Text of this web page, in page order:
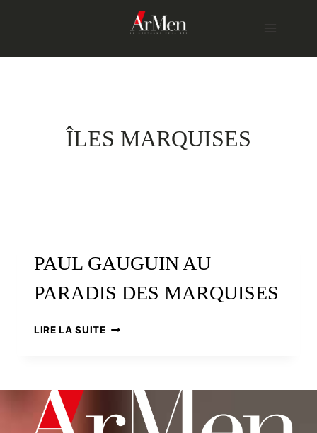
ÎLES MARQUISES
PAUL GAUGUIN AU
PARADIS DES MARQUISES
LIRE LA SUITEPAUL
MARQUISES